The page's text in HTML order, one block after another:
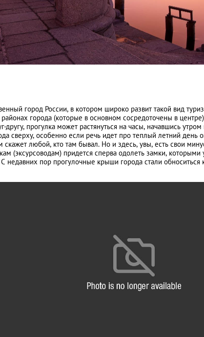
город России, в котором широко развит такой вид
районах города (которые в основном сосредоточены в
другу, прогулка может растянуться на часы, начавшись
сверху, особенно если речь идет про теплый летний
скажет любой, кто там бывал. Но и здесь, увы, есть свои
(эксурсоводам) придется сперва одолеть замки,
недавних пор прогулочные крыши города стали